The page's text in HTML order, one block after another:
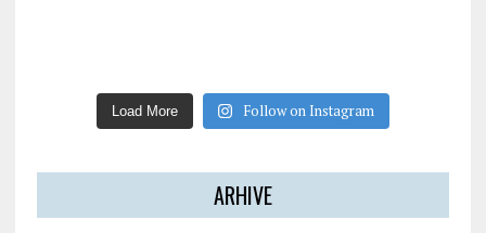
Load More Follow on Instagram
ARHIVE